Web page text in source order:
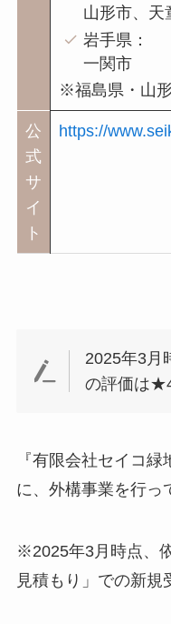
山形市、天
岩手県：
一関市
※福島県・山
公
式
サ
イ
ト
https://
2025年3月
の評価は
『有限会社セイコ
に、外構事業を行っ
※2025年3月時点、
見積もり」での新規